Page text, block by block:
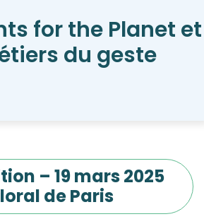
for the Planet et
du geste
– 19 mars 2025
de Paris